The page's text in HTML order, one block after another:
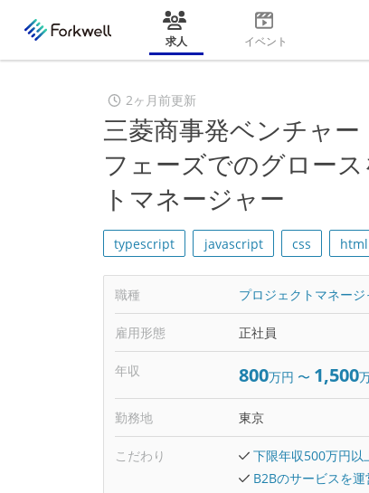
求人 イベント
2ヶ月前更新
三菱商事発ベンチャ
フェーズでのグロー
トマネージャー
typescript javascript css html
職種 プロジェクトマネージ
雇用形態 正社員
年収 800万円 〜 1,500
勤務地 東京
こだわり 下限年収500万円以
B2Bのサービスを運